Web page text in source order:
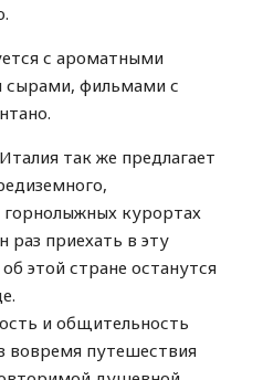
с ароматными
сырами, фильмами с
так же предлагает
курортах
раз приехать в эту
этой стране останутся
и общительность
вовремя путешествия